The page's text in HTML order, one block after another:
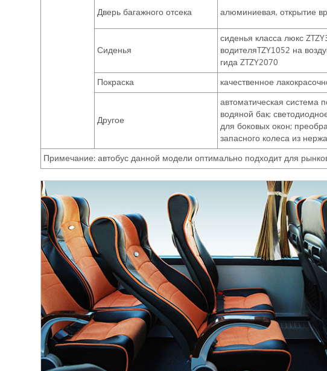
Дверь багажного отсека алюминиевая, открытие
Сиденья
сиденья класса люкс
водителяTZY1052 на
гида ZTZY2070
Покраска качественное
Другое
автоматическая система
водяной бак;
для боковых окон;
запасного колеса из
Примечание: автобус данной модели оптимально подходит для